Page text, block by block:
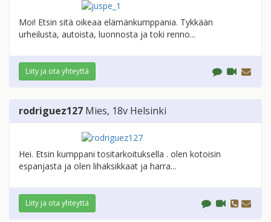
Moi! Etsin sitä oikeaa elämänkumppania. Tykkään
urheilusta, autoista, luonnosta ja toki renno...
Liity ja ota yhteyttä
rodriguez127 Mies, 18v Helsinki
Hei. Etsin kumppani tositarkoituksella . olen kotoisin
espanjasta ja olen lihaksikkaat ja harra...
Liity ja ota yhteyttä